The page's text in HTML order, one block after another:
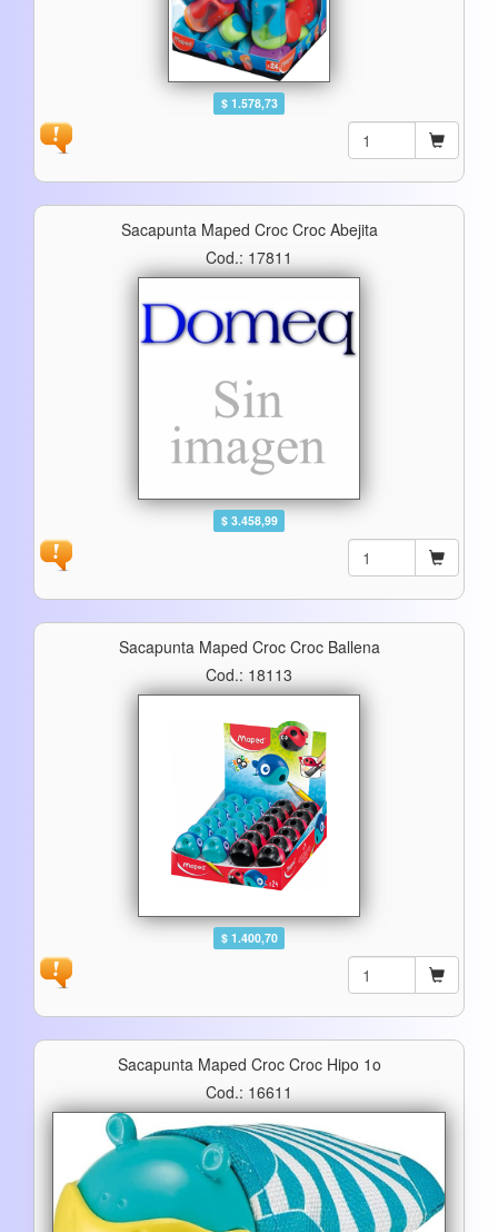
$ 1.578,73
Sacapunta Maped Croc Croc Abejita
Cod.: 17811
$ 3.458,99
Sacapunta Maped Croc Croc Ballena
Cod.: 18113
$ 1.400,70
Sacapunta Maped Croc Croc Hipo 1o
Cod.: 16611